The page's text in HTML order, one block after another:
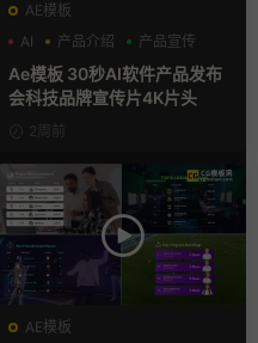
AE模板
AI
产品介绍 产品宣传
Ae模板 30秒AI软件产品发布
会科技品牌宣传片4K片头
2周前
AE模板